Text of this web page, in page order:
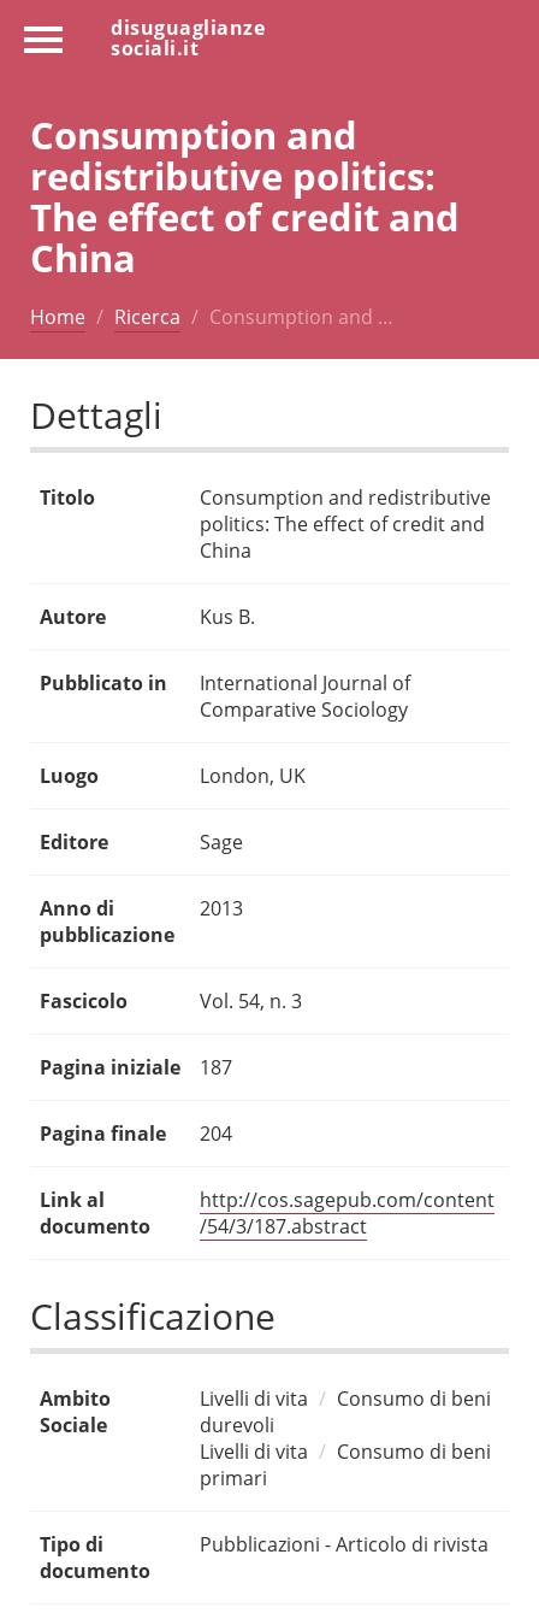
disuguaglianze
sociali.it
Consumption and
redistributive politics:
The effect of credit and
China
Home Ricerca Consumption and …
Dettagli
Titolo
Consumption and redistributive
politics: The effect of credit and
China
Autore Kus B.
Pubblicato in
International Journal of
Comparative Sociology
Luogo London, UK
Editore Sage
Anno di
pubblicazione
2013
Fascicolo Vol. 54, n. 3
Pagina iniziale 187
Pagina finale 204
Link al
documento
http://cos.sagepub.com/content
/54/3/187.abstract
Classificazione
Ambito
Sociale
Livelli di vita
Consumo di beni
durevoli
Livelli di vita
Consumo di beni
primari
Tipo di
documento
Pubblicazioni - Articolo di rivista